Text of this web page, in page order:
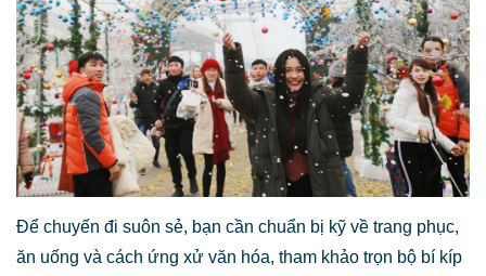
Để chuyến đi suôn sẻ, bạn cần chuẩn bị kỹ về trang phục,
ăn uống và cách ứng xử văn hóa, tham khảo trọn bộ bí kíp